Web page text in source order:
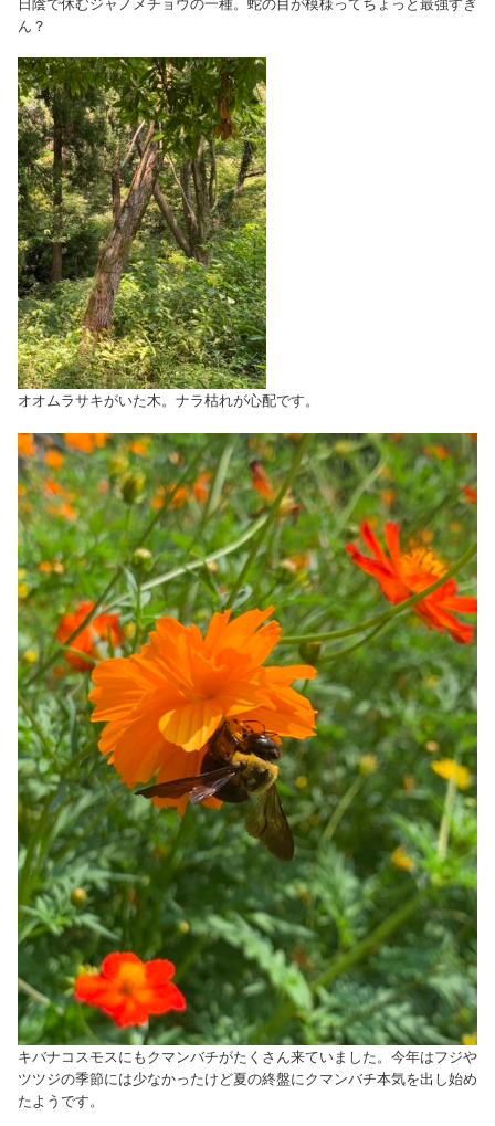
ん？
オオムラサキがいた木。ナラ枯れが心配です。
キバナコスモスにもクマンバチがたくさん来ていました。今年はフジや
ツツジの季節には少なかったけど夏の終盤にクマンバチ本気を出し始め
たようです。